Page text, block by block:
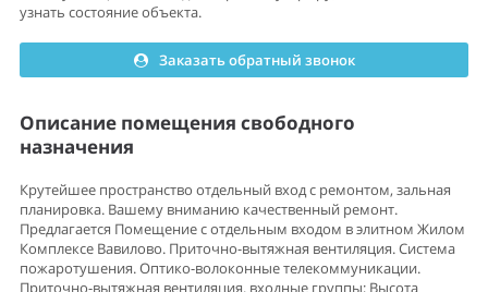
узнать состояние объекта.
Заказать обратный звонок
Описание помещения свободного
назначения
Крутейшее пространство отдельный вход с ремонтом, зальная
планировка. Вашему вниманию качественный ремонт.
Предлагается Помещение с отдельным входом в элитном Жилом
Комплексе Вавилово. Приточно-вытяжная вентиляция. Система
пожаротушения. Оптико-волоконные телекоммуникации.
Приточно-вытяжная вентиляция. входные группы; Высота